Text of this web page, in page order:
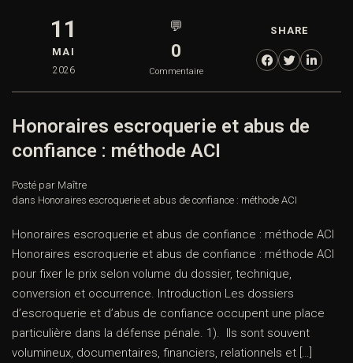
11
MAI
2026
💬
0
Commentaire
SHARE
Honoraires escroquerie et abus de
confiance : méthode ACI
Posté par Maître
dans Honoraires escroquerie et abus de confiance : méthode ACI
Honoraires escroquerie et abus de confiance : méthode ACI
Honoraires escroquerie et abus de confiance : méthode ACI
pour fixer le prix selon volume du dossier, technique,
conversion et occurrence. Introduction Les dossiers
d’escroquerie et d’abus de confiance occupent une place
particulière dans la défense pénale. 1). Ils sont souvent
volumineux, documentaires, financiers, relationnels et […]